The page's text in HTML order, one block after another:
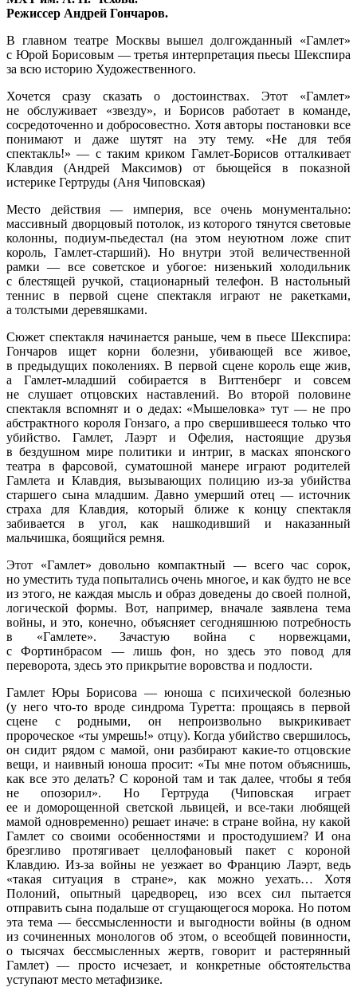
Режиссер Андрей Гончаров.
В главном театре Москвы вышел долгожданный «Гамлет»
с Юрой Борисовым — третья интерпретация пьесы Шекспира
за всю историю Художественного.
Хочется сразу сказать о достоинствах. Этот «Гамлет»
не обслуживает «звезду», и Борисов работает в команде,
сосредоточенно и добросовестно. Хотя авторы постановки все
понимают и даже шутят на эту тему. «Не для тебя
спектакль!» — с таким криком Гамлет-Борисов отталкивает
Клавдия (Андрей Максимов) от бьющейся в показной
истерике Гертруды (Аня Чиповская)
Место действия — империя, все очень монументально:
массивный дворцовый потолок, из которого тянутся световые
колонны, подиум-пьедестал (на этом неуютном ложе спит
король, Гамлет-старший). Но внутри этой величественной
рамки — все советское и убогое: низенький холодильник
с блестящей ручкой, стационарный телефон. В настольный
теннис в первой сцене спектакля играют не ракетками,
а толстыми деревяшками.
Сюжет спектакля начинается раньше, чем в пьесе Шекспира:
Гончаров ищет корни болезни, убивающей все живое,
в предыдущих поколениях. В первой сцене король еще жив,
а Гамлет-младший собирается в Виттенберг и совсем
не слушает отцовских наставлений. Во второй половине
спектакля вспомнят и о дедах: «Мышеловка» тут — не про
абстрактного короля Гонзаго, а про свершившееся только что
убийство. Гамлет, Лаэрт и Офелия, настоящие друзья
в бездушном мире политики и интриг, в масках японского
театра в фарсовой, суматошной манере играют родителей
Гамлета и Клавдия, вызывающих полицию из-за убийства
старшего сына младшим. Давно умерший отец — источник
страха для Клавдия, который ближе к концу спектакля
забивается в угол, как нашкодивший и наказанный
мальчишка, боящийся ремня.
Этот «Гамлет» довольно компактный — всего час сорок,
но уместить туда попытались очень многое, и как будто не все
из этого, не каждая мысль и образ доведены до своей полной,
логической формы. Вот, например, вначале заявлена тема
войны, и это, конечно, объясняет сегодняшнюю потребность
в «Гамлете». Зачастую война с норвежцами,
с Фортинбрасом — лишь фон, но здесь это повод для
переворота, здесь это прикрытие воровства и подлости.
Гамлет Юры Борисова — юноша с психической болезнью
(у него что-то вроде синдрома Туретта: прощаясь в первой
сцене с родными, он непроизвольно выкрикивает
пророческое «ты умрешь!» отцу). Когда убийство свершилось,
он сидит рядом с мамой, они разбирают какие-то отцовские
вещи, и наивный юноша просит: «Ты мне потом объяснишь,
как все это делать? С короной там и так далее, чтобы я тебя
не опозорил». Но Гертруда (Чиповская играет
ее и доморощенной светской львицей, и все-таки любящей
мамой одновременно) решает иначе: в стране война, ну какой
Гамлет со своими особенностями и простодушием? И она
брезгливо протягивает целлофановый пакет с короной
Клавдию. Из-за войны не уезжает во Францию Лаэрт, ведь
«такая ситуация в стране», как можно уехать… Хотя
Полоний, опытный царедворец, изо всех сил пытается
отправить сына подальше от сгущающегося морока. Но потом
эта тема — бессмысленности и выгодности войны (в одном
из сочиненных монологов об этом, о всеобщей повинности,
о тысячах бессмысленных жертв, говорит и растерянный
Гамлет) — просто исчезает, и конкретные обстоятельства
уступают место метафизике.